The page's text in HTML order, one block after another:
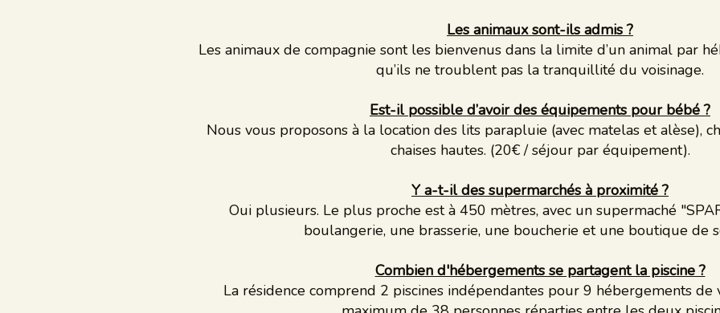
Les animaux sont-ils admis ?
Les animaux de compagnie sont les bienvenus dans la limite d’un animal par
qu’ils ne troublent pas la tranquillité du voisinage.
Est-il possible d’avoir des équipements pour bébé ?
Nous vous proposons à la location des lits parapluie (avec matelas et alèse),
chaises hautes. (20€ / séjour par équipement).
Y a-t-il des supermarchés à proximité ?
Oui plusieurs. Le plus proche est à 450 mètres, avec un supermaché
boulangerie, une brasserie, une boucherie et une boutique de
Combien d'hébergements se partagent la piscine ?
La résidence comprend 2 piscines indépendantes pour 9 hébergements de